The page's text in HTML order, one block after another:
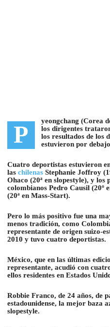
P yeongchang (Corea
los dirigentes
los resultados de los
estuvieron por
Cuatro deportistas estuvieron
las chilenas Stephanie Joffroy
Ohaco (20ª en slopestyle), y los
colombianos Pedro Causil (20º
(20ª en Mass-Start).
Pero lo más positivo fue una
menos tradición, como
representante de origen suizo-
2010 y tuvo cuatro deportistas.
México, que en las últimas
representante, acudió con
ellos residentes en Estados
Robbie Franco, de 24 años, de
estadounidense, la mejor baza
slopestyle.